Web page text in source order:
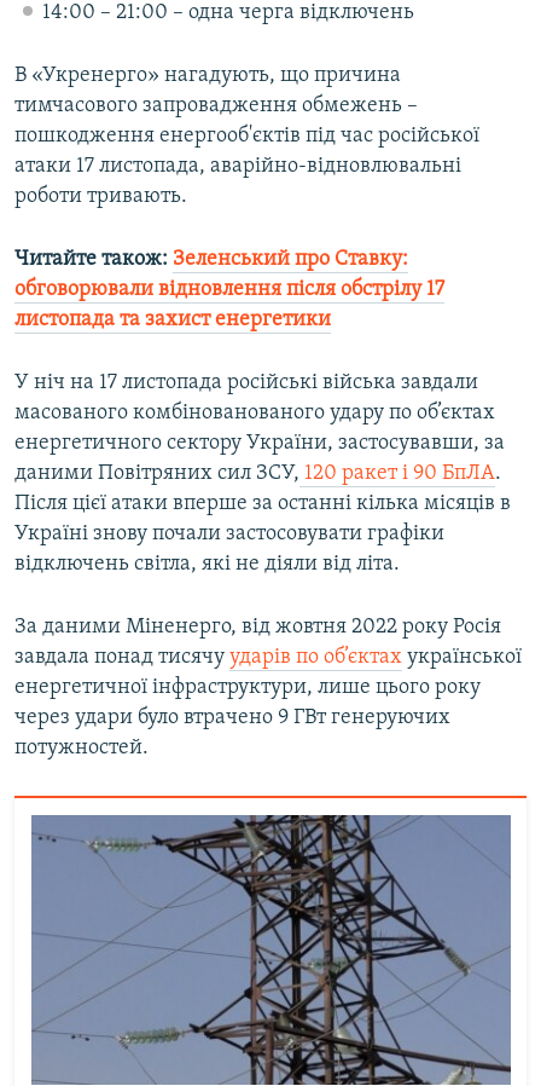
14:00 – 21:00 – одна черга відключень
В «Укренерго» нагадують, що причина
тимчасового запровадження обмежень –
пошкодження енергооб'єктів під час російської
атаки 17 листопада, аварійно-відновлювальні
роботи тривають.
Читайте також: Зеленський про Ставку:
обговорювали відновлення після обстрілу 17
листопада та захист енергетики
У ніч на 17 листопада російські війська завдали
масованого комбінованованого удару по об’єктах
енергетичного сектору України, застосувавши, за
даними Повітряних сил ЗСУ, 120 ракет і 90 БпЛА.
Після цієї атаки вперше за останні кілька місяців в
Україні знову почали застосовувати графіки
відключень світла, які не діяли від літа.
За даними Міненерго, від жовтня 2022 року Росія
завдала понад тисячу ударів по об’єктах української
енергетичної інфраструктури, лише цього року
через удари було втрачено 9 ГВт генеруючих
потужностей.